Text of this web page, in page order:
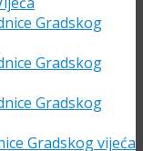
Gradskog
Gradskog
Gradskog
Gradskog vijeća